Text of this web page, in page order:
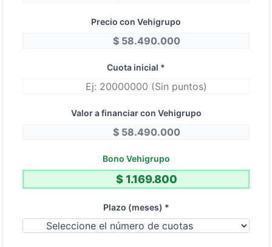
Precio con Vehigrupo
Cuota inicial *
Valor a financiar con Vehigrupo
Bono Vehigrupo
Plazo (meses) *